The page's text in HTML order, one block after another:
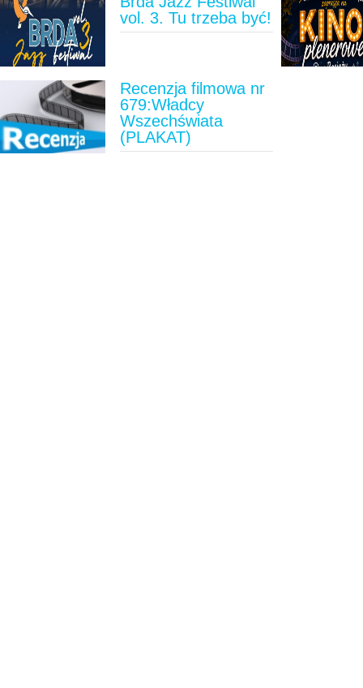
vol. 3. Tu trzeba być!
Recenzja filmowa nr
679:Władcy
Wszechświata
(PLAKAT)